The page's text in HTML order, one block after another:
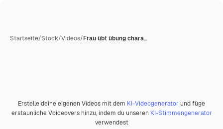
Startseite/Stock/Videos/Frau übt übung chara…
Premium
Erstelle deine eigenen Videos mit dem KI-Videogenerator und füge
erstaunliche Voiceovers hinzu, indem du unseren KI-Stimmengenerator
verwendest